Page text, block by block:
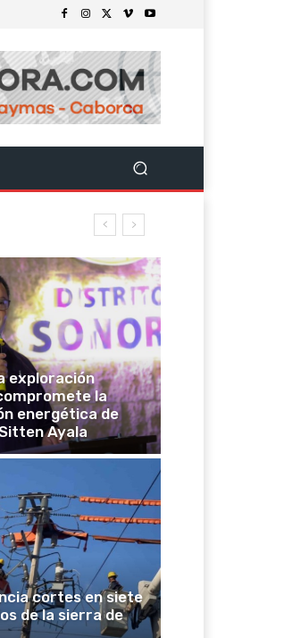
exploración
la
energética de
Ayala
cortes en siete
de la sierra de